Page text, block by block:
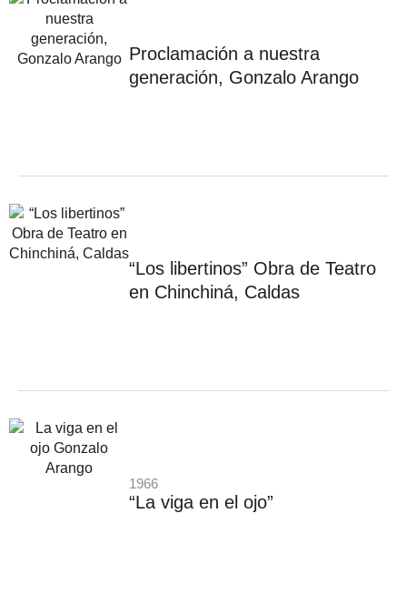
Proclamación a nuestra
generación, Gonzalo Arango
“Los libertinos” Obra de Teatro
en Chinchiná, Caldas
1966
“La viga en el ojo”